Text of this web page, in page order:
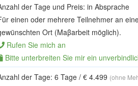
der Tage und Preis: in Absprache
einen oder mehrere Teilnehmer an
Ort (Maβarbeit möglich).
Rufen Sie mich an
Bitte unterbreiten Sie mir ein
der Tage: 6 Tage / € 4.499 (ohne